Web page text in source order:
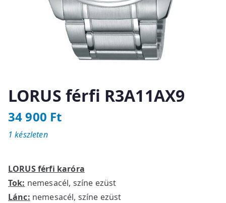
LORUS férfi R3A11AX9
34 900 Ft
LORUS férfi karóra
Tok: nemesacél, színe ezüst
Lánc: nemesacél, színe ezüst
1 készleten